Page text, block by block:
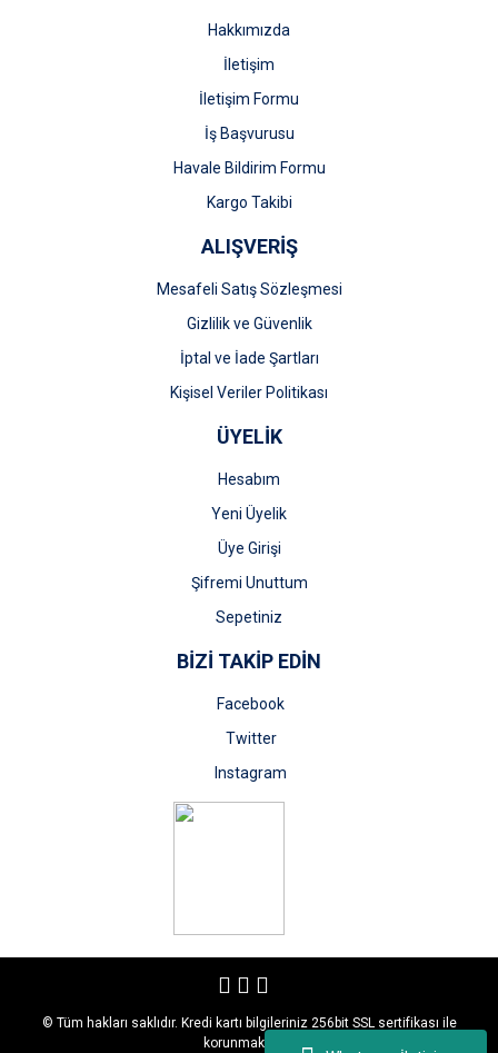
Gönder
Hakkımızda
İletişim
İletişim Formu
İş Başvurusu
Havale Bildirim Formu
Kargo Takibi
ALIŞVERİŞ
Mesafeli Satış Sözleşmesi
Gizlilik ve Güvenlik
İptal ve İade Şartları
Kişisel Veriler Politikası
ÜYELİK
Hesabım
Yeni Üyelik
Üye Girişi
Şifremi Unuttum
Sepetiniz
BİZİ TAKİP EDİN
Facebook
Twitter
Instagram
© Tüm hakları saklıdır. Kredi kartı bilgileriniz 256bit SSL sertifikası ile
korunmaktadır.